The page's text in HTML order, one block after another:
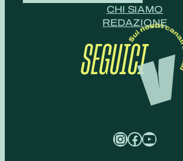
CHI SIAMO
REDAZIONE
SEGUICI
InstagramFacebook YouTube